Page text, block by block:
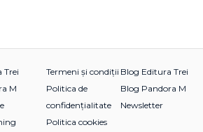
Trei
M
Termeni și condiții
Politica de
confidențialitate
Politica cookies
Blog Editura Trei
Blog Pandora M
Newsletter